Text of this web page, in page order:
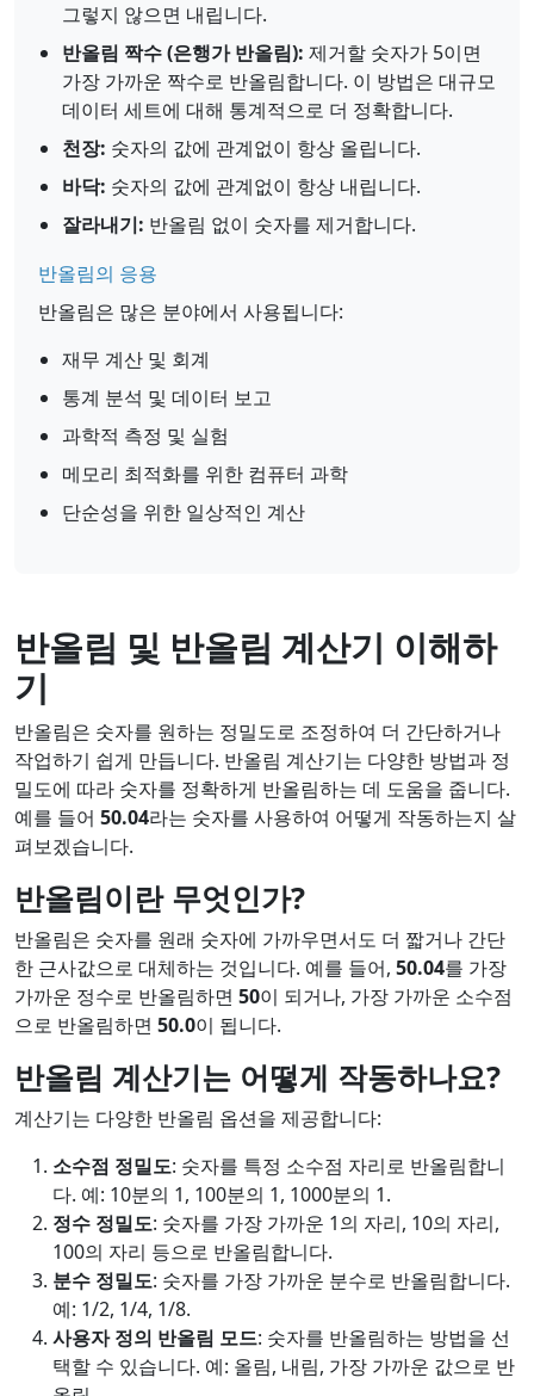
그렇지 않으면 내립니다.
반올림 짝수 (은행가 반올림): 제거할 숫자가 5이면
가장 가까운 짝수로 반올림합니다. 이 방법은 대규모
데이터 세트에 대해 통계적으로 더 정확합니다.
천장: 숫자의 값에 관계없이 항상 올립니다.
바닥: 숫자의 값에 관계없이 항상 내립니다.
잘라내기: 반올림 없이 숫자를 제거합니다.
반올림의 응용
반올림은 많은 분야에서 사용됩니다:
재무 계산 및 회계
통계 분석 및 데이터 보고
과학적 측정 및 실험
메모리 최적화를 위한 컴퓨터 과학
단순성을 위한 일상적인 계산
반올림 및 반올림 계산기 이해하
기
반올림은 숫자를 원하는 정밀도로 조정하여 더 간단하거나
작업하기 쉽게 만듭니다. 반올림 계산기는 다양한 방법과 정
밀도에 따라 숫자를 정확하게 반올림하는 데 도움을 줍니다.
예를 들어 50.04라는 숫자를 사용하여 어떻게 작동하는지 살
펴보겠습니다.
반올림이란 무엇인가?
반올림은 숫자를 원래 숫자에 가까우면서도 더 짧거나 간단
한 근사값으로 대체하는 것입니다. 예를 들어, 50.04를 가장
가까운 정수로 반올림하면 50이 되거나, 가장 가까운 소수점
으로 반올림하면 50.0이 됩니다.
반올림 계산기는 어떻게 작동하나요?
계산기는 다양한 반올림 옵션을 제공합니다:
소수점 정밀도: 숫자를 특정 소수점 자리로 반올림합니
다. 예: 10분의 1, 100분의 1, 1000분의 1.
정수 정밀도: 숫자를 가장 가까운 1의 자리, 10의 자리,
100의 자리 등으로 반올림합니다.
분수 정밀도: 숫자를 가장 가까운 분수로 반올림합니다.
예: 1/2, 1/4, 1/8.
사용자 정의 반올림 모드: 숫자를 반올림하는 방법을 선
택할 수 있습니다. 예: 올림, 내림, 가장 가까운 값으로 반